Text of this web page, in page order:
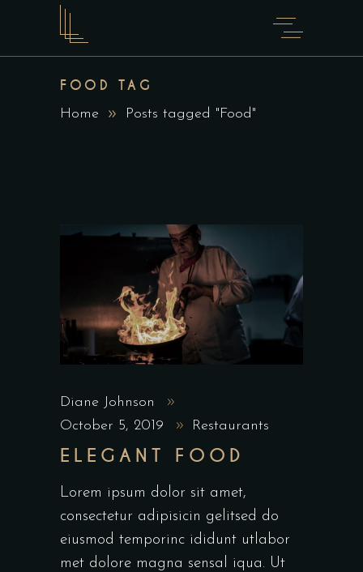
FOOD TAG
Home Posts tagged "Food"
Diane Johnson
October 5, 2019
Restaurants
ELEGANT FOOD
Lorem ipsum dolor sit amet,
consectetur adipisicin gelitsed do
eiusmod temporinc ididunt utlabor
met dolore magna sensal iqua. Ut